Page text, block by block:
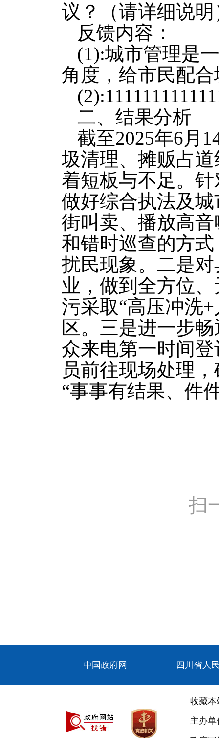
议？（请详细说
反馈内容：
(1):城市管理是
角度，给市民配
二、结果分析
截至2025年6月
圾清理、摊贩占
着短板与不足。
做好综合执法及
街叫卖、播放高
和错时巡查的方
扰民现象。二是
业，做到全方位
污采取“高压冲洗
区。三是进一步
众来电第一时间
员前往现场处理
“事事有结果、件
扫
中国政府网 四川省人
收藏本
主办